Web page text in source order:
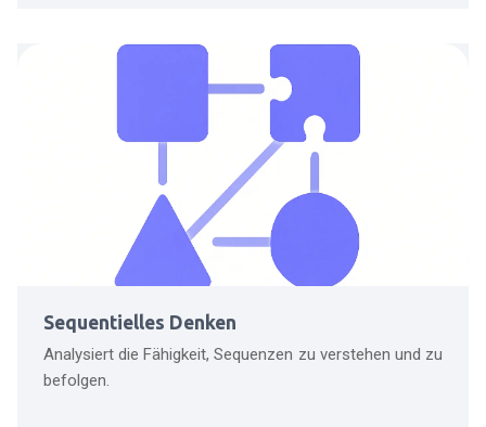
Sequentielles Denken
Analysiert die Fähigkeit, Sequenzen zu verstehen und zu
befolgen.